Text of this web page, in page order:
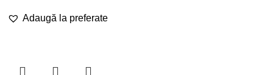
Adaugă la preferate